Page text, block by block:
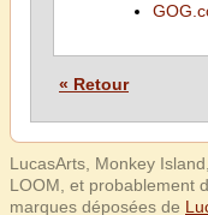
« Retour
LucasArts, Monkey
LOOM, et probablement
marques déposées de